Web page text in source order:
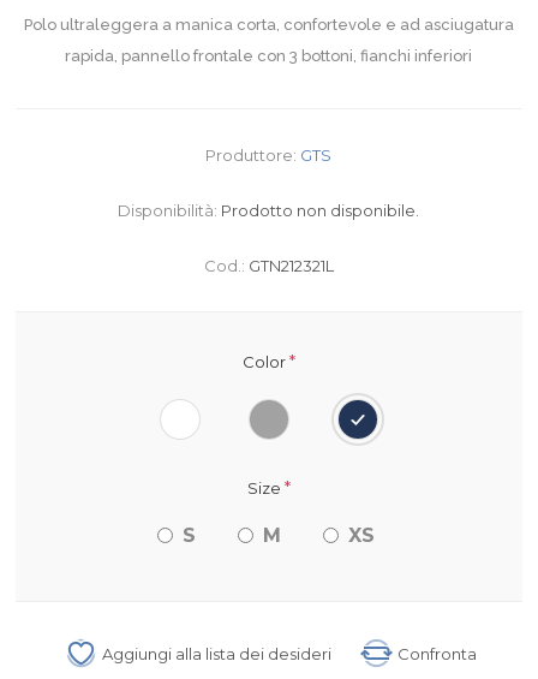
Polo ultraleggera a manica corta, confortevole e ad asciugatura
rapida, pannello frontale con 3 bottoni, fianchi inferiori
Produttore: GTS
Disponibilità: Prodotto non disponibile.
Cod.: GTN212321L
Color*
Size *
S M XS
Aggiungi alla lista dei desideri Confronta